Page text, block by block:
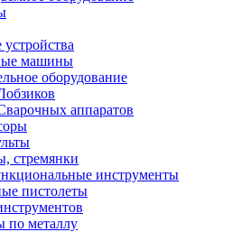
машины
оборудование
аппаратов
стремянки
инструменты
пистолеты
металлу